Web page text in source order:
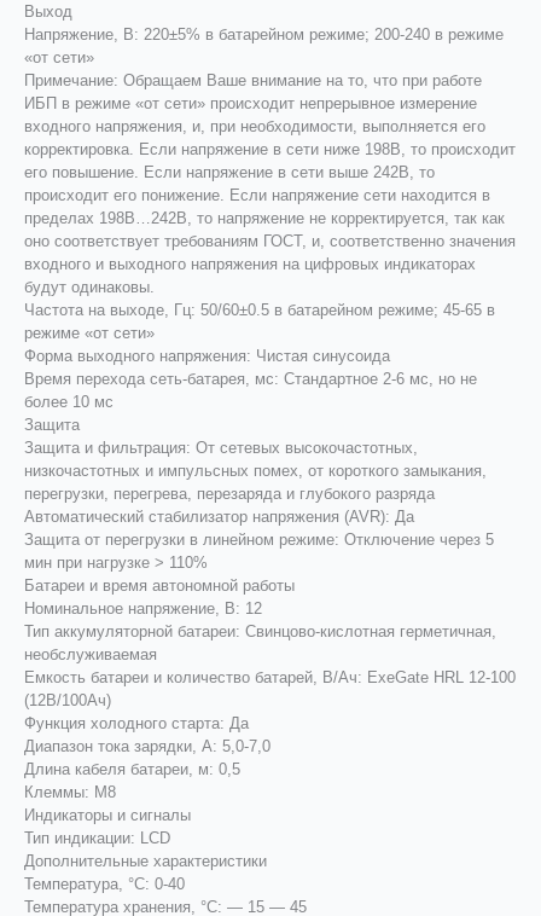
Выход
Напряжение, В: 220±5% в батарейном режиме; 200-240 в режиме
«от сети»
Примечание: Обращаем Ваше внимание на то, что при работе
ИБП в режиме «от сети» происходит непрерывное измерение
входного напряжения, и, при необходимости, выполняется его
корректировка. Если напряжение в сети ниже 198В, то происходит
его повышение. Если напряжение в сети выше 242В, то
происходит его понижение. Если напряжение сети находится в
пределах 198В…242В, то напряжение не корректируется, так как
оно соответствует требованиям ГОСТ, и, соответственно значения
входного и выходного напряжения на цифровых индикаторах
будут одинаковы.
Частота на выходе, Гц: 50/60±0.5 в батарейном режиме; 45-65 в
режиме «от сети»
Форма выходного напряжения: Чистая синусоида
Время перехода сеть-батарея, мс: Стандартное 2-6 мс, но не
более 10 мс
Защита
Защита и фильтрация: От сетевых высокочастотных,
низкочастотных и импульсных помех, от короткого замыкания,
перегрузки, перегрева, перезаряда и глубокого разряда
Автоматический стабилизатор напряжения (AVR): Да
Защита от перегрузки в линейном режиме: Отключение через 5
мин при нагрузке > 110%
Батареи и время автономной работы
Номинальное напряжение, В: 12
Тип аккумуляторной батареи: Свинцово-кислотная герметичная,
необслуживаемая
Емкость батареи и количество батарей, В/Ач: ExeGate HRL 12-100
(12В/100Ач)
Функция холодного старта: Да
Диапазон тока зарядки, А: 5,0-7,0
Длина кабеля батареи, м: 0,5
Клеммы: M8
Индикаторы и сигналы
Тип индикации: LCD
Дополнительные характеристики
Температура, °С: 0-40
Температура хранения, °С: — 15 — 45